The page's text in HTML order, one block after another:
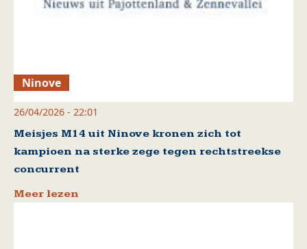
Ninove
26/04/2026 - 22:01
Meisjes M14 uit Ninove kronen zich tot
kampioen na sterke zege tegen rechtstreekse
concurrent
Meer lezen